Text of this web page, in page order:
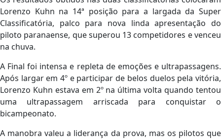
Lorenzo Kuhn na 14ª posição para a largada da Super
Classificatória, palco para nova linda apresentação do
piloto paranaense, que superou 13 competidores e venceu
na chuva.
A Final foi intensa e repleta de emoções e ultrapassagens.
Após largar em 4º e participar de belos duelos pela vitória,
Lorenzo Kuhn estava em 2º na última volta quando tentou
uma ultrapassagem arriscada para conquistar o
bicampeonato.
A manobra valeu a liderança da prova, mas os pilotos que